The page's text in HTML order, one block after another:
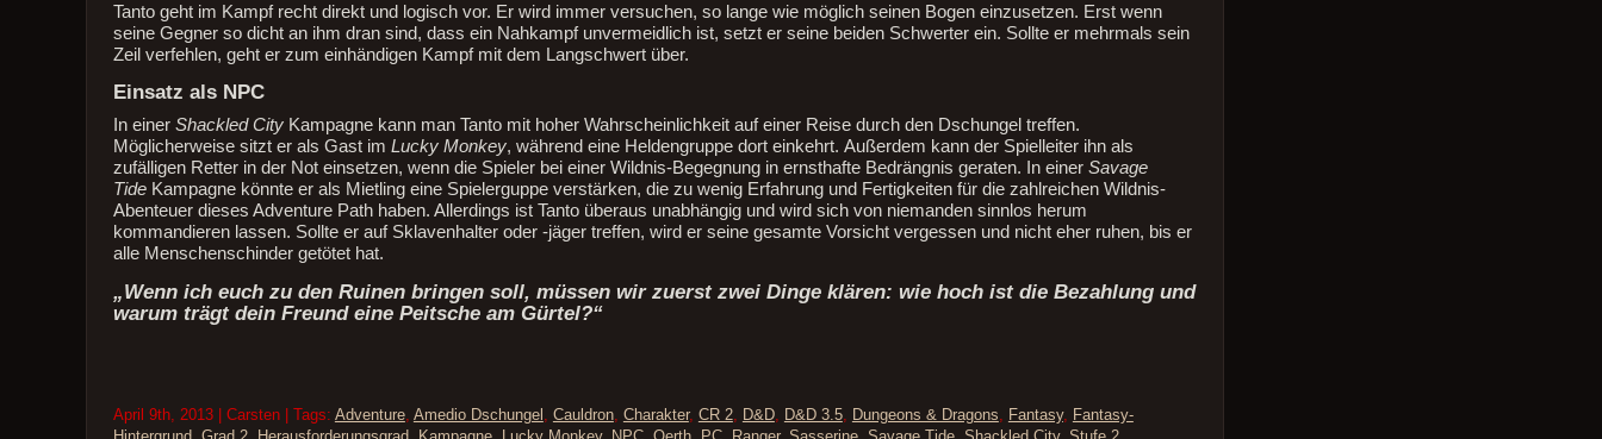
Tanto geht im Kampf recht direkt und logisch vor. Er wird immer versuchen, so lange wie möglich seinen Bogen einzusetzen. Erst wenn
seine Gegner so dicht an ihm dran sind, dass ein Nahkampf unvermeidlich ist, setzt er seine beiden Schwerter ein. Sollte er mehrmals sein
Zeil verfehlen, geht er zum einhändigen Kampf mit dem Langschwert über.
Einsatz als NPC
In einer Shackled CityKampagne kann man Tanto mit hoher Wahrscheinlichkeit auf einer Reise durch den Dschungel treffen.
Möglicherweise sitzt er als Gast im Lucky Monkey, während eine Heldengruppe dort einkehrt. Außerdem kann der Spielleiter ihn als
zufälligen Retter in der Not einsetzen, wenn die Spieler bei einer Wildnis-Begegnung in ernsthafte Bedrängnis geraten. In einer Savage
TideKampagne könnte er als Mietling eine Spielerguppe verstärken, die zu wenig Erfahrung und Fertigkeiten für die zahlreichen Wildnis-
Abenteuer dieses Adventure Path haben. Allerdings ist Tanto überaus unabhängig und wird sich von niemanden sinnlos herum
kommandieren lassen. Sollte er auf Sklavenhalter oder -jäger treffen, wird er seine gesamte Vorsicht vergessen und nicht eher ruhen, bis er
alle Menschenschinder getötet hat.
„Wenn ich euch zu den Ruinen bringen soll, müssen wir zuerst zwei Dinge klären: wie hoch ist die Bezahlung und
warum trägt dein Freund eine Peitsche am Gürtel?“
April 9th, 2013 | Carsten | Tags: Adventure, Amedio Dschungel Cauldron, Charakter, CR 2, D&D, D&D 3.5, Dungeons & Dragons Fantasy, Fantasy-